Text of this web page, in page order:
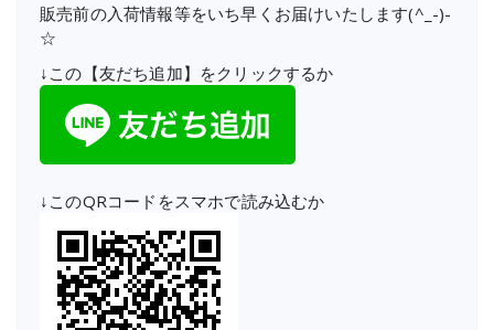
販売前の入荷情報等をいち早くお届けいたします(^_-)-
☆
↓この【友だち追加】をクリックするか
↓このQRコードをスマホで読み込むか